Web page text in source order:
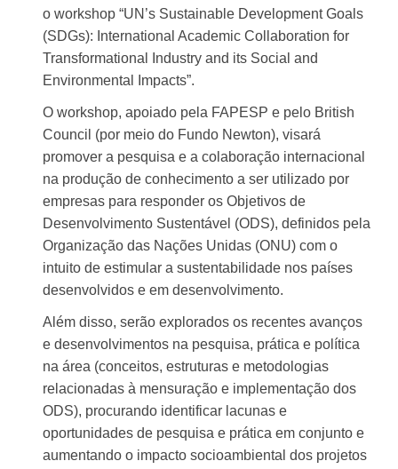
o workshop “UN’s Sustainable Development Goals
(SDGs): International Academic Collaboration for
Transformational Industry and its Social and
Environmental Impacts”.
O workshop, apoiado pela FAPESP e pelo British
Council (por meio do Fundo Newton), visará
promover a pesquisa e a colaboração internacional
na produção de conhecimento a ser utilizado por
empresas para responder os Objetivos de
Desenvolvimento Sustentável (ODS), definidos pela
Organização das Nações Unidas (ONU) com o
intuito de estimular a sustentabilidade nos países
desenvolvidos e em desenvolvimento.
Além disso, serão explorados os recentes avanços
e desenvolvimentos na pesquisa, prática e política
na área (conceitos, estruturas e metodologias
relacionadas à mensuração e implementação dos
ODS), procurando identificar lacunas e
oportunidades de pesquisa e prática em conjunto e
aumentando o impacto socioambiental dos projetos